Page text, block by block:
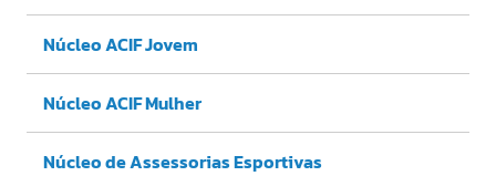
Núcleo ACIF Jovem
Núcleo ACIF Mulher
Núcleo de Assessorias Esportivas